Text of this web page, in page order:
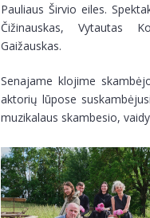
Pauliaus Širvio eiles.
Čižinauskas, Vytautas
Gaižauskas.
Senajame klojime
aktorių lūpose
muzikalaus skambesio,